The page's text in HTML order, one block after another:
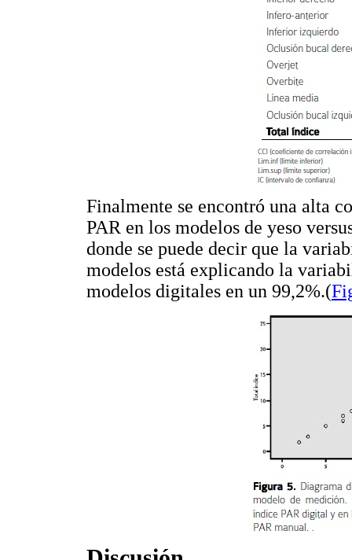
Finalmente se encontró una alta
PAR en los modelos de yeso
donde se puede decir que la
modelos está explicando la
modelos digitales en un 99,2%.(